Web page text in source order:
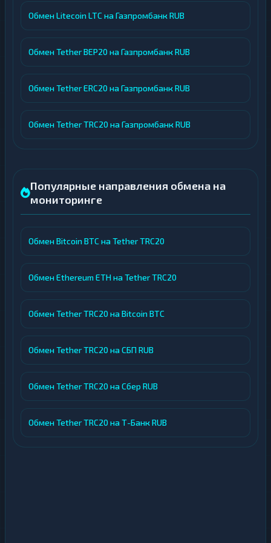
Обмен Litecoin LTC на Газпромбанк RUB
Обмен Tether BEP20 на Газпромбанк RUB
Обмен Tether ERC20 на Газпромбанк RUB
Обмен Tether TRC20 на Газпромбанк RUB
Популярные направления обмена на
мониторинге
Обмен Bitcoin BTC на Tether TRC20
Обмен Ethereum ETH на Tether TRC20
Обмен Tether TRC20 на Bitcoin BTC
Обмен Tether TRC20 на СБП RUB
Обмен Tether TRC20 на Сбер RUB
Обмен Tether TRC20 на Т-Банк RUB